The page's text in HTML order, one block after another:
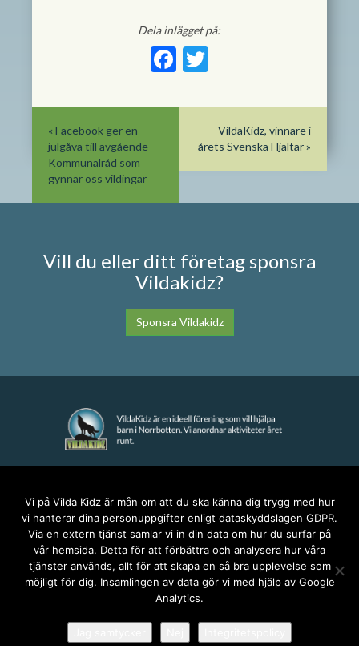
Dela inlägget på:
Facebook
Twitter
VildaKidz, vinnare i
årets Svenska Hjältar»
« Facebook ger en
julgåva till avgående
Kommunalråd som
gynnar oss vildingar
Vill du eller ditt företag sponsra
Vildakidz?
Sponsra Vildakidz
anna@vildakidz.se
076-7755068
Integritetspolicy
SOCIALA MEDIER
Vi på Vilda Kidz är mån om att du ska känna dig trygg med hur
vi hanterar dina personuppgifter enligt dataskyddslagen GDPR.
Via en extern tjänst samlar vi in din data om hur du surfar på
vår hemsida. Detta för att förbättra och analysera hur våra
tjänster används, allt för att skapa en så bra upplevelse som
möjligt för dig. Insamlingen av data gör vi med hjälp av Google
Analytics.